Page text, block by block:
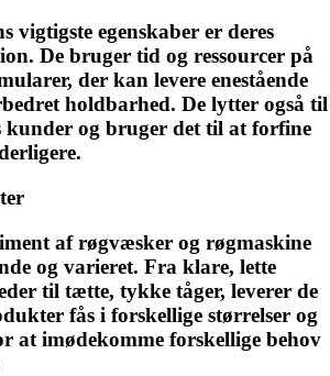
vigtigste egenskaber er deres
De bruger tid og ressourcer på
der kan levere enestående
holdbarhed. De lytter også til
kunder og bruger det til at forfine
af røgvæsker og røgmaskine
og varieret. Fra klare, lette
til tætte, tykke tåger, leverer de
fås i forskellige størrelser og
at imødekomme forskellige behov